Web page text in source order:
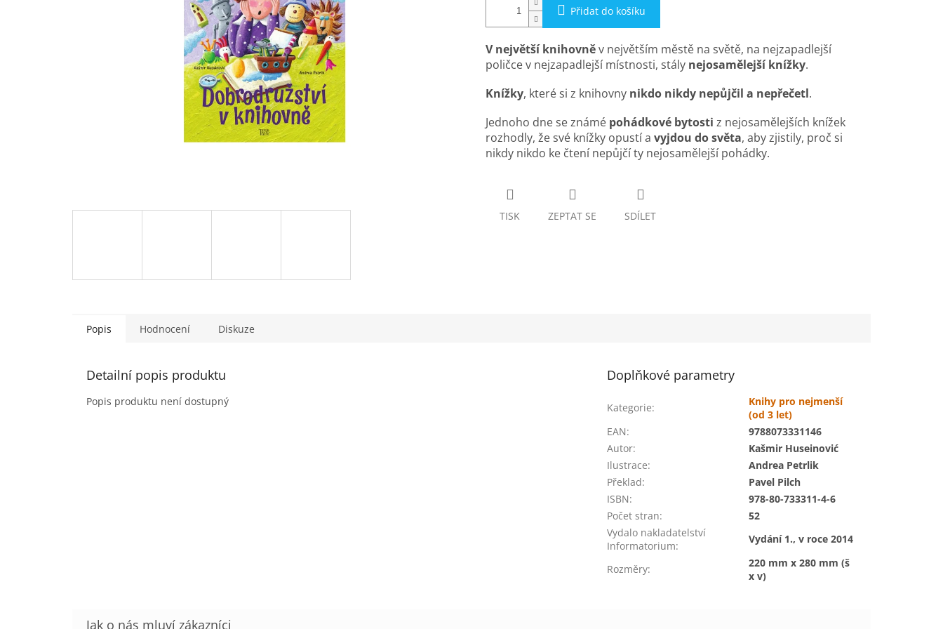
Přidat do košíku
V největší knihovněv největším městě na světě, na nejzapadlejší
poličce v nejzapadlejší místnosti, stály nejosamělejší knížky.
Knížky, které si z knihovny nikdo nikdy nepůjčil a nepřečetl.
Jednoho dne se známé pohádkové bytosti z nejosamělejších knížek
rozhodly, že své knížky opustí a vyjdou do světa, aby zjistily, proč si
nikdy nikdo ke čtení nepůjčí ty nejosamělejší pohádky.
TISK ZEPTAT SE SDÍLET
Popis Hodnocení Diskuze
Detailní popis produktu
Popis produktu není dostupný
Doplňkové parametry
Kategorie:
Knihy pro nejmenší
(od 3 let)
EAN:
9788073331146
Autor:
Kašmir Huseinović
Ilustrace:
Andrea Petrlik
Překlad:
Pavel Pilch
ISBN:
978-80-733311-4-6
Počet stran:
52
Vydalo nakladatelství
Informatorium:
Vydání 1., v roce 2014
Rozměry:
220 mm x 280 mm (š
x v)